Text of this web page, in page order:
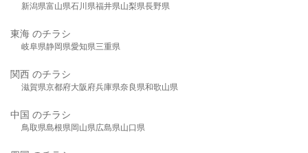
新潟県富山県石川県福井県山梨県長野県
東海 のチラシ
岐阜県静岡県愛知県三重県
関西 のチラシ
滋賀県京都府大阪府兵庫県奈良県和歌山県
中国 のチラシ
鳥取県島根県岡山県広島県山口県